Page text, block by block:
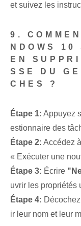
et suivez les
9.
NDOWS 10
EN
SSE DU
CHES ?
Étape 1: Appuyez
estionnaire des
Étape 2: Accédez
« Exécuter une
Étape 3: Écrire
uvrir les propriétés
Étape 4:
ir leur nom et leur